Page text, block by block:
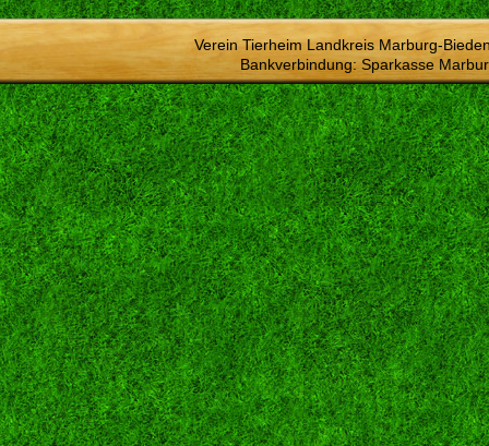
Verein Tierheim Landkreis Marburg-
Bankverbindung: Sparkasse